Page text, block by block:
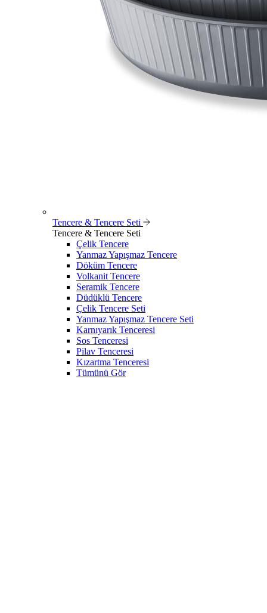
Tencere & Tencere Seti
Tencere & Tencere Seti
Çelik Tencere
Yanmaz Yapışmaz Tencere
Döküm Tencere
Volkanit Tencere
Seramik Tencere
Düdüklü Tencere
Çelik Tencere Seti
Yanmaz Yapışmaz Tencere Seti
Karnıyarık Tenceresi
Sos Tenceresi
Pilav Tenceresi
Kızartma Tenceresi
Tümünü Gör